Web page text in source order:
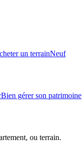
un terrainNeuf
Bien gérer son patrimoine
ou terrain.